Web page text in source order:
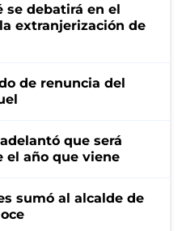
se debatirá en el
extranjerización de
de renuncia del
que será
el año que viene
sumó al alcalde de